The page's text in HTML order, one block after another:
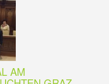
AM